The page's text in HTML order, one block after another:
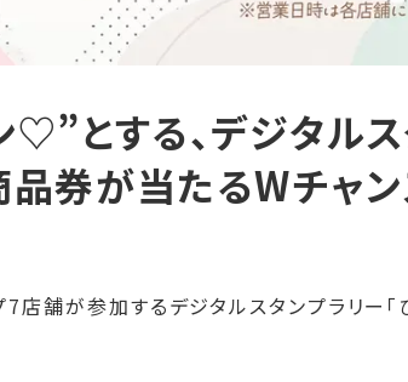
とする、デジタル
品券が当たるWチャン
店舗が参加するデジタルスタンプラリー